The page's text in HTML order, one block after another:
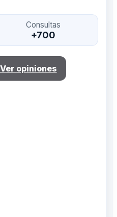
Consultas
+700
Ver opiniones